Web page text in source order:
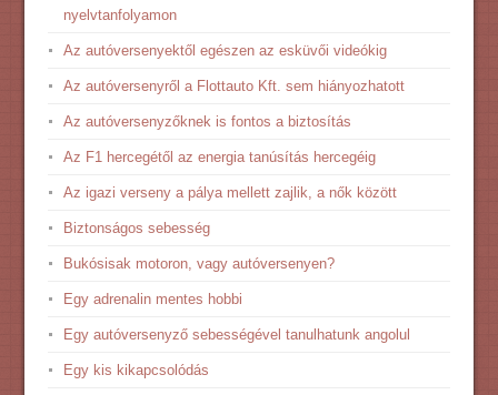
nyelvtanfolyamon
Az autóversenyektől egészen az esküvői videókig
Az autóversenyről a Flottauto Kft. sem hiányozhatott
Az autóversenyzőknek is fontos a biztosítás
Az F1 hercegétől az energia tanúsítás hercegéig
Az igazi verseny a pálya mellett zajlik, a nők között
Biztonságos sebesség
Bukósisak motoron, vagy autóversenyen?
Egy adrenalin mentes hobbi
Egy autóversenyző sebességével tanulhatunk angolul
Egy kis kikapcsolódás